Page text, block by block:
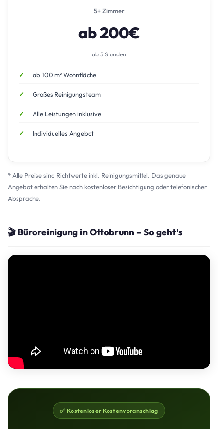
5+ Zimmer
ab 200€
ab 5 Stunden
ab 100 m² Wohnfläche
Großes Reinigungsteam
Alle Leistungen inklusive
Individuelles Angebot
* Alle Preise sind Richtwerte inkl. Reinigungsmittel. Das genaue
Angebot erhalten Sie nach kostenloser Besichtigung oder telefonischer
Absprache.
🎬 Büroreinigung in Ottobrunn – So geht's
✅ Kostenloser Kostenvoranschlag